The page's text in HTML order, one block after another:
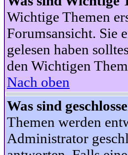
Wichtige Themen
Forumsansicht. Sie
gelesen haben
den Wichtigen
Nach oben
Was sind
Themen werden
Administrator